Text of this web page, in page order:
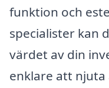
funktion och
specialister kan
värdet av din
enklare att njuta